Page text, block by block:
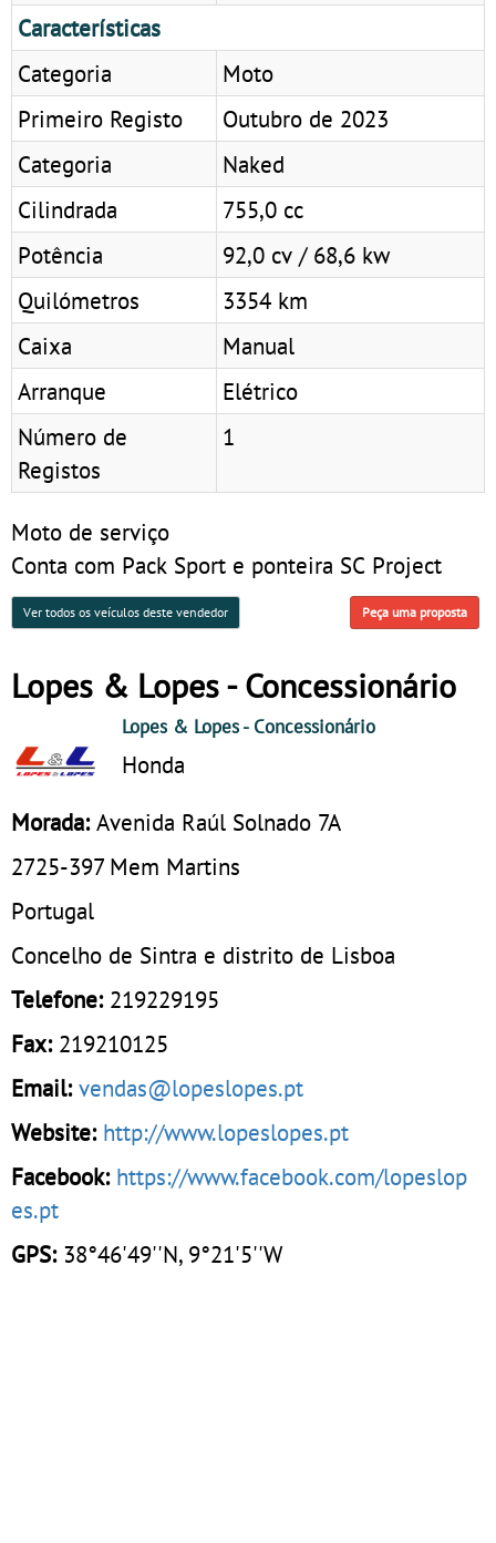
Características
Categoria
Moto
Primeiro Registo
Outubro de 2023
Categoria
Naked
Cilindrada
755,0 cc
Potência
92,0 cv / 68,6 kw
Quilómetros
3354 km
Caixa
Manual
Arranque
Elétrico
Número de
Registos
1
Moto de serviço
Conta com Pack Sport e ponteira SC Project
Ver todos os veículos deste vendedor Peça uma proposta
Lopes & Lopes - Concessionário
Lopes & Lopes- Concessionário
Honda
Morada: Avenida Raúl Solnado 7A
2725-397 Mem Martins
Portugal
Concelho de Sintra e distrito de Lisboa
Telefone: 219229195
Fax: 219210125
Email: vendas@lopeslopes.pt
Website: http://www.lopeslopes.pt
Facebook: https://www.facebook.com/lopeslop
es.pt
GPS:38°46'49''N, 9°21'5''W